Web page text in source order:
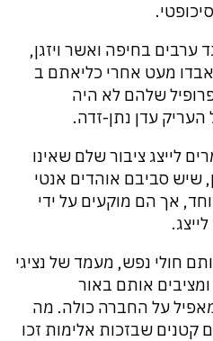
ערבים בחיפה ואשר ויזגן,
מעט אחרי כליאתם ב
שלהם לא היה
העריק עדן נתן-זדה.
לייצג ציבור שלם שאינו
שיש סביבם אוהדים אנטי
אך הם מוקעים על ידי
חולי נפש, מעמד של נציגי
אותם באור
על החברה כולה. מה
קטנים שבזכות אלימות זכו